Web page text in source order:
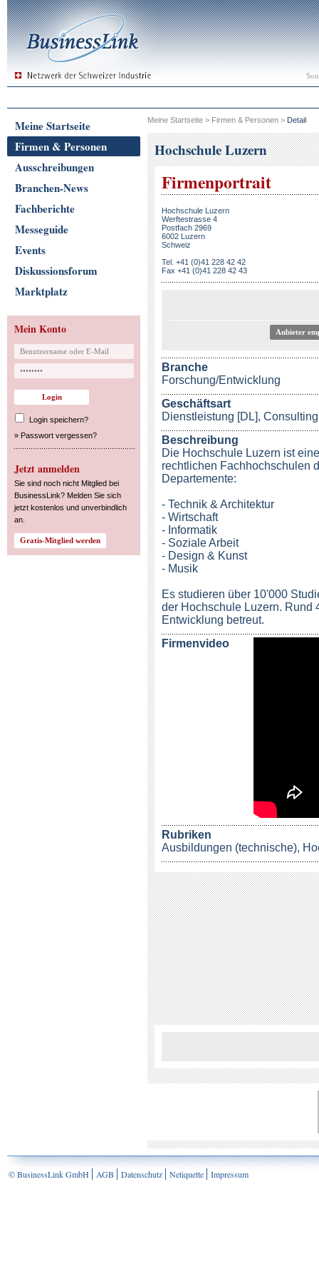
Meine Startseite
Firmen & Personen
Ausschreibungen
Branchen-News
Fachberichte
Messeguide
Events
Diskussionsforum
Marktplatz
Mein Konto
Login speichern?
» Passwort vergessen?
Jetzt anmelden
Sie sind noch nicht Mitglied bei
BusinessLink? Melden Sie sich
jetzt kostenlos und unverbindlich
an.
Meine Startseite > Firmen & Personen > Detail
Hochschule Luzern
Firmenportrait
Hochschule Luzern
Werftestrasse 4
Postfach 2969
6002 Luzern
Schweiz
Tel. +41 (0)41 228 42 42
Fax +41 (0)41 228 42 43
Anbieter
Branche
Forschung/Entwicklung
Geschäftsart
Dienstleistung [DL],
Beschreibung
Die Hochschule Luzern ist
rechtlichen Fachhochschulen
Departemente:
- Technik & Architektur
- Wirtschaft
- Informatik
- Soziale Arbeit
- Design & Kunst
- Musik
Es studieren über 10'000
der Hochschule Luzern. Rund
Entwicklung betreut.
Firmenvideo
Rubriken
Ausbildungen (technische),
© BusinessLink GmbH AGB Datenschutz Netiquette Impressum